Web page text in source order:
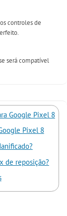
controles de
será compatível
Google Pixel 8
Pixel 8
de reposição?